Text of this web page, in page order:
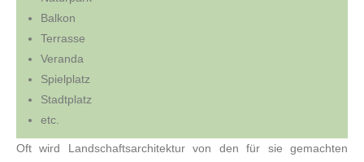
Bal­kon
Ter­ras­se
Ve­ran­da
Spiel­platz
Stadtplatz
etc.
Oft wird Landschaftsarchitektur von den für sie gemachten